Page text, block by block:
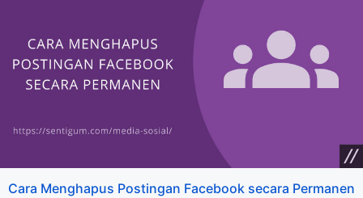
Cara Menghapus Postingan Facebook secara Permanen